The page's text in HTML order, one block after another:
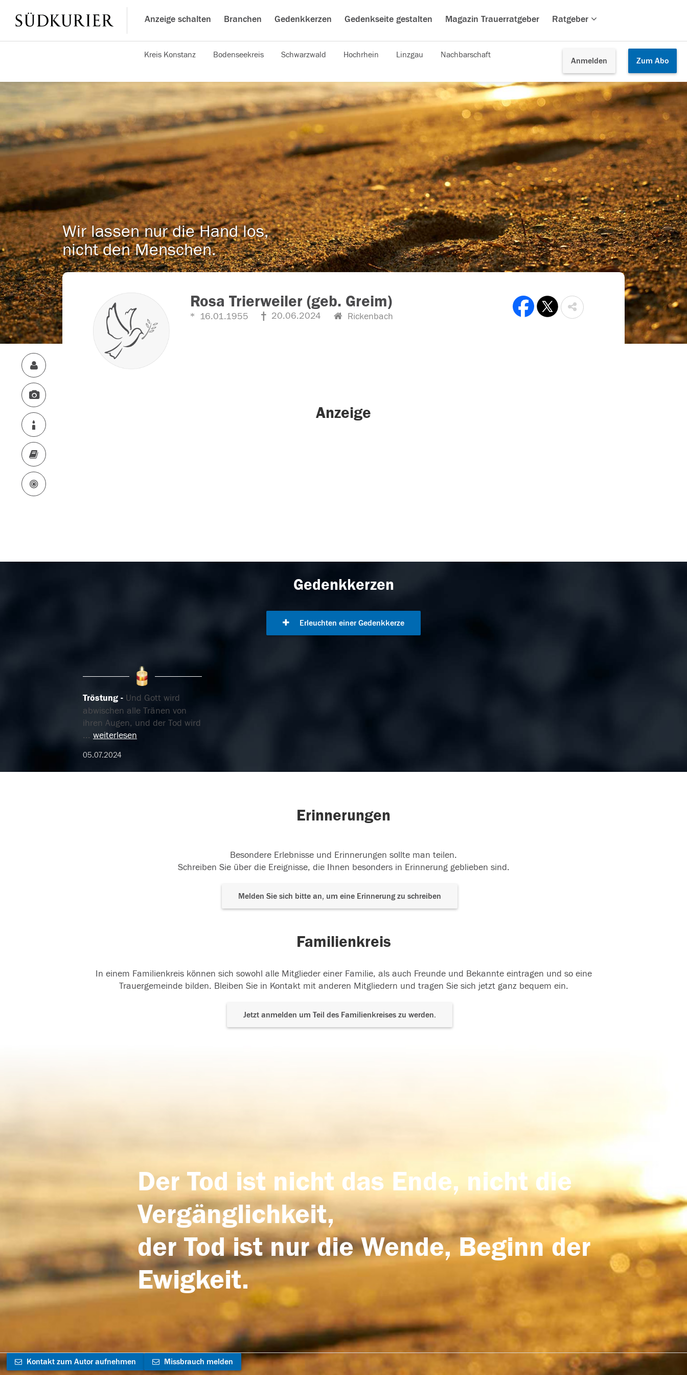
Anzeige schalten Branchen Gedenkkerzen Gedenkseite gestalten Magazin Trauerratgeber Ratgeber
Anmelden Zum Abo
Kreis Konstanz Bodenseekreis Schwarzwald Hochrhein Linzgau Nachbarschaft
Wir lassen nur die Hand los,
nicht den Menschen.
Rosa Trierweiler (geb. Greim)
16.01.1955 20.06.2024 Rickenbach
Anzeige
Gedenkkerzen
Erleuchten einer Gedenkkerze
Tröstung
Und Gott wird
abwischen alle Tränen von
ihren Augen, und der Tod wird
... weiterlesen
05.07.2024
Erinnerungen
Besondere Erlebnisse und Erinnerungen sollte man teilen.
Schreiben Sie über die Ereignisse, die Ihnen besonders in Erinnerung geblieben sind.
Melden Sie sich bitte an, um eine Erinnerung zu schreiben
Familienkreis
In einem Familienkreis können sich sowohl alle Mitglieder einer Familie, als auch Freunde und Bekannte eintragen und so eine
Trauergemeinde bilden. Bleiben Sie in Kontakt mit anderen Mitgliedern und tragen Sie sich jetzt ganz bequem ein.
Jetzt anmelden um Teil des Familienkreises zu werden.
Der Tod ist nicht das Ende, nicht die
Vergänglichkeit,
der Tod ist nur die Wende, Beginn der
Ewigkeit.
Kontakt zum Autor aufnehmen Missbrauch melden